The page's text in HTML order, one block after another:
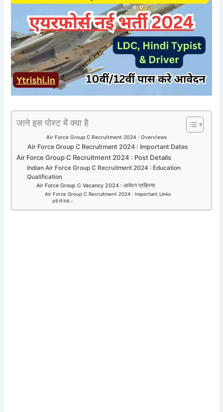
जाने इस पोस्ट में क्या है
Air Force Group C Recruitment 2024 : Overviews
Air Force Group C Recruitment 2024 : Important Dates
Air Force Group C Recruitment 2024 : Post Details
Indian Air Force Group C Recruitment 2024 : Education
Qualification
Air Force Group C Vacancy 2024 : आवेदन प्रक्रिया
Air Force Group C Recruitment 2024 : Important Links
इन्हें भी देखे :-